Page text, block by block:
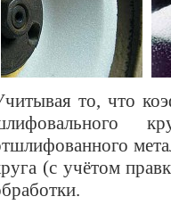
то, что
(с учётом